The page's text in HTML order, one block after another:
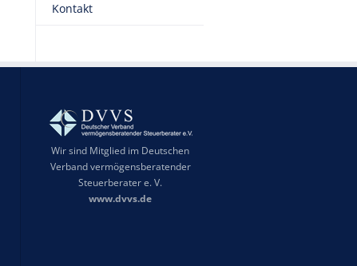
Kontakt
Wir sind Mitglied im Deutschen
Verband vermögensberatender
Steuerberater e. V.
www.dvvs.de